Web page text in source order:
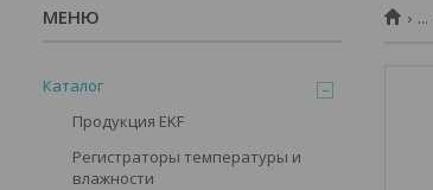
...
Каталог
Продукция EKF
Регистраторы температуры и
влажности